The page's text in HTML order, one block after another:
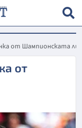
от Шампионската
от